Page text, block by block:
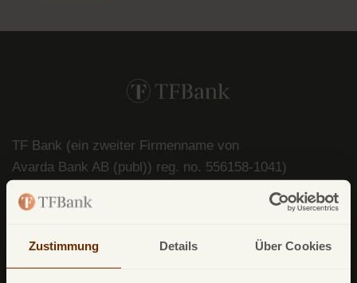
Zustimmung Details Über Cookies
TF Bank (ein zweiter Firmenname von
Avarda Bank AB (publ)) reg. no. 556158-1041)
Postfach
11 02 28
Deutschland